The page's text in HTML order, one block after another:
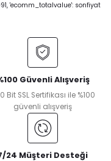
'ecomm_totalvalue': sonfiyat
Güvenli Alışveriş
Bit SSL Sertifikası ile %100
güvenli alışveriş
24 Müşteri Desteği